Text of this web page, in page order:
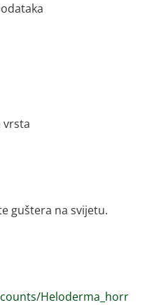
vrsta
guštera na svijetu.
Heloderma_horr